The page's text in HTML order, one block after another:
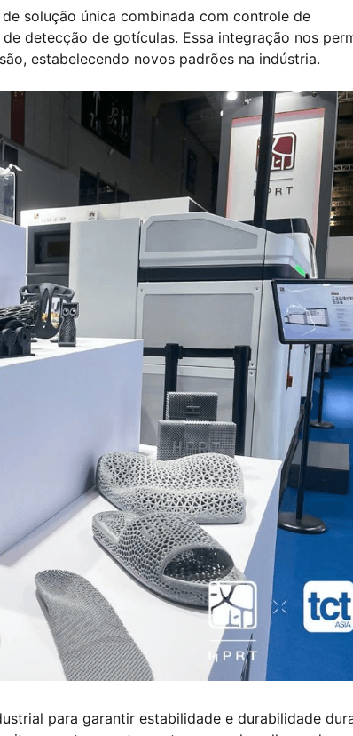
solução única combinada com controle de
detecção de gotículas. Essa integração nos
estabelecendo novos padrões na indústria.
para garantir estabilidade e durabilidade